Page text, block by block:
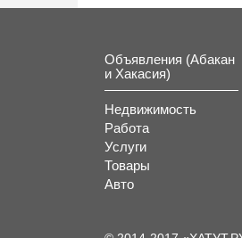
Объявления (Абакан
и Хакасия)
Недвижимость
Работа
Услуги
Товары
Авто